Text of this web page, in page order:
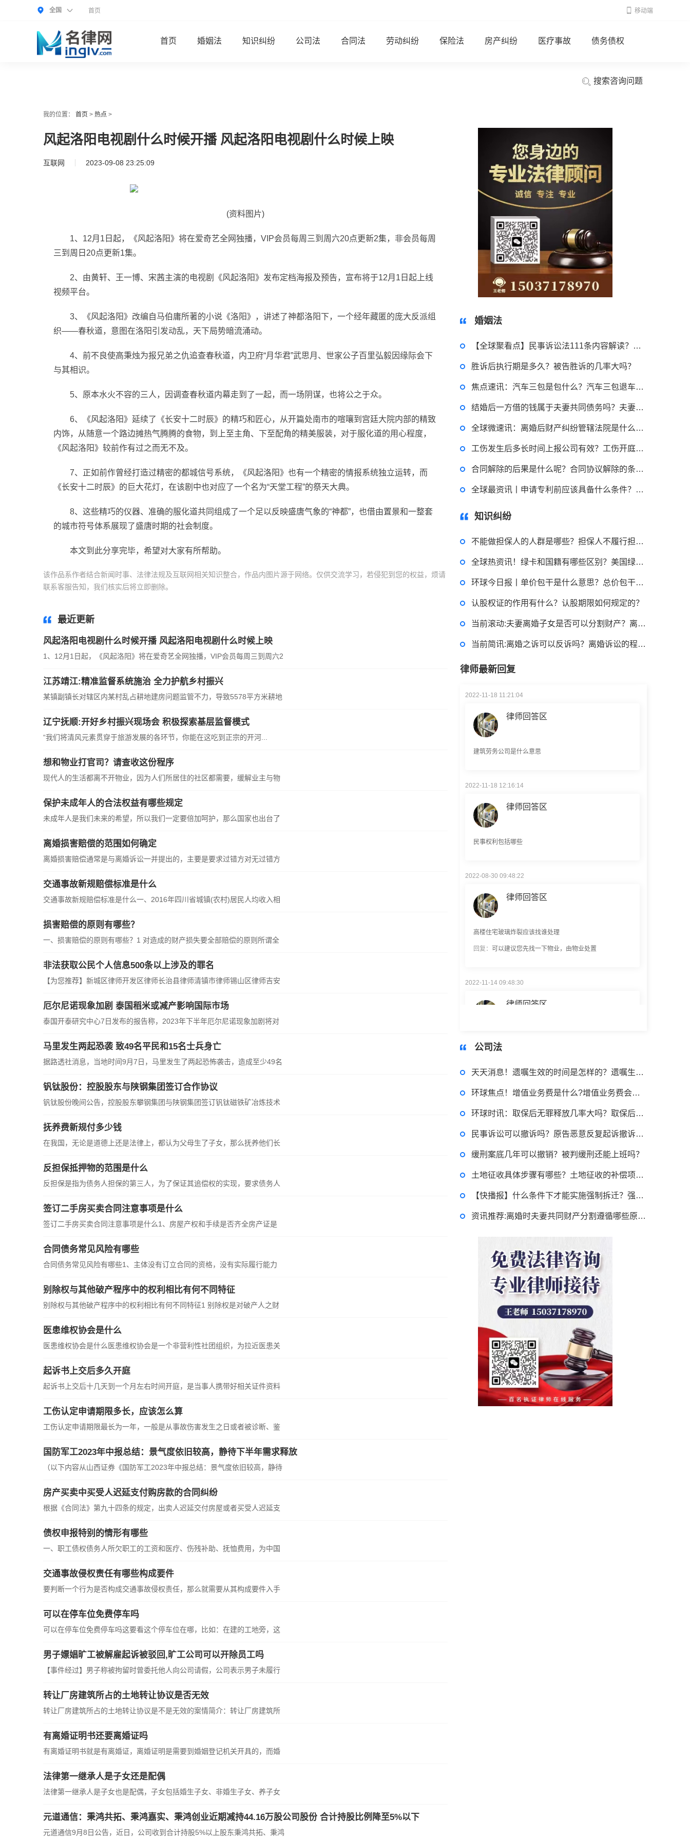
全国 首页 移动端
首页 婚姻法 知识纠纷 公司法 合同法 劳动纠纷 保险法 房产纠纷 医疗事故 债务债权
搜索咨询问题
我的位置： 首页 > 热点 >
风起洛阳电视剧什么时候开播 风起洛阳电视剧什么时候上映
互联网 2023-09-08 23:25:09
(资料图片)
1、12月1日起，《风起洛阳》将在爱奇艺全网独播，VIP会员每周三到周六20点更新2集，非会员每周
三到周日20点更新1集。
2、由黄轩、王一博、宋茜主演的电视剧《风起洛阳》发布定档海报及预告，宣布将于12月1日起上线
视频平台。
3、《风起洛阳》改编自马伯庸所著的小说《洛阳》，讲述了神都洛阳下，一个经年藏匿的庞大反派组
织——春秋道，意图在洛阳引发动乱，天下局势暗流涌动。
4、前不良使高秉烛为报兄弟之仇追查春秋道，内卫府“月华君”武思月、世家公子百里弘毅因缘际会下
与其相识。
5、原本水火不容的三人，因调查春秋道内幕走到了一起，而一场阴谋，也将公之于众。
6、《风起洛阳》延续了《长安十二时辰》的精巧和匠心，从开篇处南市的喧嚷到宫廷大院内部的精致
内饰，从随意一个路边摊热气腾腾的食物，到上至主角、下至配角的精美服装，对于服化道的用心程度，
《风起洛阳》较前作有过之而无不及。
7、正如前作曾经打造过精密的都城信号系统，《风起洛阳》也有一个精密的情报系统独立运转，而
《长安十二时辰》的巨大花灯，在该剧中也对应了一个名为“天堂工程”的祭天大典。
8、这些精巧的仪器、准确的服化道共同组成了一个足以反映盛唐气象的“神都”，也借由置景和一整套
的城市符号体系展现了盛唐时期的社会制度。
本文到此分享完毕，希望对大家有所帮助。
该作品系作者结合新闻时事、法律法规及互联网相关知识整合，作品内图片源于网络。仅供交流学习，若侵犯到您的权益，烦请
联系客服告知，我们核实后将立即删除。
最近更新
风起洛阳电视剧什么时候开播 风起洛阳电视剧什么时候上映
1、12月1日起，《风起洛阳》将在爱奇艺全网独播，VIP会员每周三到周六2
江苏靖江:精准监督系统施治 全力护航乡村振兴
某镇副镇长对辖区内某村乱占耕地建房问题监管不力，导致5578平方米耕地
辽宁抚顺:开好乡村振兴现场会 积极探索基层监督模式
“我们将清风元素贯穿于旅游发展的各环节，你能在这吃到正宗的开河...
想和物业打官司？请查收这份程序
现代人的生活都离不开物业，因为人们所居住的社区都需要，缓解业主与物
保护未成年人的合法权益有哪些规定
未成年人是我们未来的希望，所以我们一定要倍加呵护，那么国家也出台了
离婚损害赔偿的范围如何确定
离婚损害赔偿通常是与离婚诉讼一并提出的，主要是要求过错方对无过错方
交通事故新规赔偿标准是什么
交通事故新规赔偿标准是什么一、2016年四川省城镇(农村)居民人均收入相
损害赔偿的原则有哪些？
一、损害赔偿的原则有哪些？1 对造成的财产损失要全部赔偿的原则所谓全
非法获取公民个人信息500条以上涉及的罪名
【为您推荐】新城区律师开发区律师长治县律师清镇市律师锡山区律师吉安
厄尔尼诺现象加剧 泰国稻米或减产影响国际市场
泰国开泰研究中心7日发布的报告称，2023年下半年厄尔尼诺现象加剧将对
马里发生两起恐袭 致49名平民和15名士兵身亡
据路透社消息，当地时间9月7日，马里发生了两起恐怖袭击，造成至少49名
钒钛股份：控股股东与陕钢集团签订合作协议
钒钛股份晚间公告，控股股东攀钢集团与陕钢集团签订钒钛磁铁矿冶炼技术
抚养费新规付多少钱
在我国，无论是道德上还是法律上，都认为父母生了子女，那么抚养他们长
反担保抵押物的范围是什么
反担保是指为债务人担保的第三人，为了保证其追偿权的实现，要求债务人
签订二手房买卖合同注意事项是什么
签订二手房买卖合同注意事项是什么1、房屋产权和手续是否齐全房产证是
合同债务常见风险有哪些
合同债务常见风险有哪些1、主体没有订立合同的资格，没有实际履行能力
别除权与其他破产程序中的权利相比有何不同特征
别除权与其他破产程序中的权利相比有何不同特征1 别除权是对破产人之财
医患维权协会是什么
医患维权协会是什么医患维权协会是一个非营利性社团组织，为拉近医患关
起诉书上交后多久开庭
起诉书上交后十几天到一个月左右时间开庭，是当事人携带好相关证件资料
工伤认定申请期限多长，应该怎么算
工伤认定申请期限最长为一年，一般是从事故伤害发生之日或者被诊断、鉴
国防军工2023年中报总结：景气度依旧较高，静待下半年需求释放
（以下内容从山西证券《国防军工2023年中报总结：景气度依旧较高，静待
房产买卖中买受人迟延支付购房款的合同纠纷
根据《合同法》第九十四条的规定，出卖人迟延交付房屋或者买受人迟延支
债权申报特别的情形有哪些
一、职工债权债务人所欠职工的工资和医疗、伤残补助、抚恤费用，为中国
交通事故侵权责任有哪些构成要件
要判断一个行为是否构成交通事故侵权责任，那么就需要从其构成要件入手
可以在停车位免费停车吗
可以在停车位免费停车吗这要看这个停车位在哪，比如：在建的工地旁，这
男子嫖娼旷工被解雇起诉被驳回,旷工公司可以开除员工吗
【事件经过】男子称被拘留时曾委托他人向公司请假，公司表示男子未履行
转让厂房建筑所占的土地转让协议是否无效
转让厂房建筑所占的土地转让协议是不是无效的案情简介：转让厂房建筑所
有离婚证明书还要离婚证吗
有离婚证明书就是有离婚证，离婚证明是需要到婚姻登记机关开具的，而婚
法律第一继承人是子女还是配偶
法律第一继承人是子女也是配偶，子女包括婚生子女、非婚生子女、养子女
元道通信：秉鸿共拓、秉鸿嘉实、秉鸿创业近期减持44.16万股公司股份 合计持股比例降至5%以下
元道通信9月8日公告，近日，公司收到合计持股5%以上股东秉鸿共拓、秉鸿
婚姻法
【全球聚看点】民事诉讼法111条内容解读？个人信息泄露了怎么补救？
胜诉后执行期是多久？被告胜诉的几率大吗？
焦点速讯：汽车三包是包什么？汽车三包退车条件是什么？
结婚后一方借的钱属于夫妻共同债务吗？夫妻间共同债务如何认定？
全球微速讯：离婚后财产纠纷管辖法院是什么？离婚后财产分割去哪里起诉？
工伤发生后多长时间上报公司有效？工伤开庭后多久下判决书？-天天关注
合同解除的后果是什么呢？合同协议解除的条件是什么？
全球最资讯丨申请专利前应该具备什么条件？专利权具有哪些特征？
知识纠纷
不能做担保人的人群是哪些？担保人不履行担保责任有什么后果？
全球热资讯！绿卡和国籍有哪些区别？美国绿卡和移民一样吗？
环球今日报丨单价包干是什么意思？总价包干是什么意思？
认股权证的作用有什么？认股期限如何规定的？
当前滚动:夫妻离婚子女是否可以分割财产？离婚分割夫妻共同财产要注意什么？
当前简讯:离婚之诉可以反诉吗？离婚诉讼的程序和费用是多少？
律师最新回复
2022-11-18 12:16:14
2022-08-30 09:48:22
律师回答区
高楼住宅玻璃炸裂应该找谁处理
律师回答区
2022-11-17 17:08:56
律师回答区
跳跳糖是毒品吗？
律师回答区
建筑劳务公司是什么意思
律师回答区
民事权利包括哪些
律师回答区
高楼住宅玻璃炸裂应该找谁处理
回复：可以建议您先找一下物业，由物业处置
律师回答区
律师回答区
跳跳糖是毒品吗？
公司法
天天消息！遗嘱生效的时间是怎样的？遗嘱生效后有效期多久？
环球焦点！增值业务费是什么?增值业务费会每月都收吗?
环球时讯：取保后无罪释放几率大吗？取保后一般怎么判？
民事诉讼可以撤诉吗？原告恶意反复起诉撤诉怎么办？_资讯
缓刑案底几年可以撤销？被判缓刑还能上班吗？
土地征收具体步骤有哪些？土地征收的补偿项目是什么？ 新资讯
【快播报】什么条件下才能实施强制拆迁？强拆诉讼时效是多久？
资讯推荐:离婚时夫妻共同财产分割遵循哪些原则？怎么分配才公平合理？